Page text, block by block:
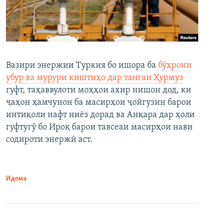
Вазири энержии Туркия бо ишора ба бӯҳрони
убур ва мурури киштиҳо дар тангаи Ҳурмуз
гуфт, таҳаввулоти моҳҳои ахир нишон дод, ки
ҷаҳон ҳамчунон ба масирҳои ҷойгузин барои
интиқоли нафт ниёз дорад ва Анқара дар ҳоли
гуфтугӯ бо Ироқ барои тавсеаи масирҳои нави
содироти энержӣ аст.
Идома